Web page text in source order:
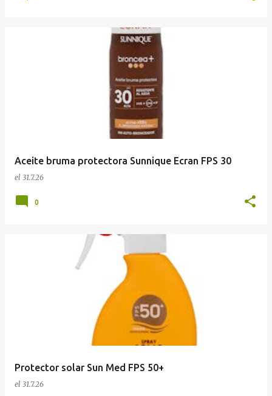
Aceite bruma protectora Sunnique Ecran FPS 30
el 31.7.26
0
Protector solar Sun Med FPS 50+
el 31.7.26